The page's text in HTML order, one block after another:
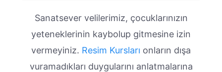
Sanatsever velilerimiz, çocuklarınızın
yeteneklerinin kaybolup gitmesine izin
vermeyiniz. Resim Kursları onların dışa
vuramadıkları duygularını anlatmalarına